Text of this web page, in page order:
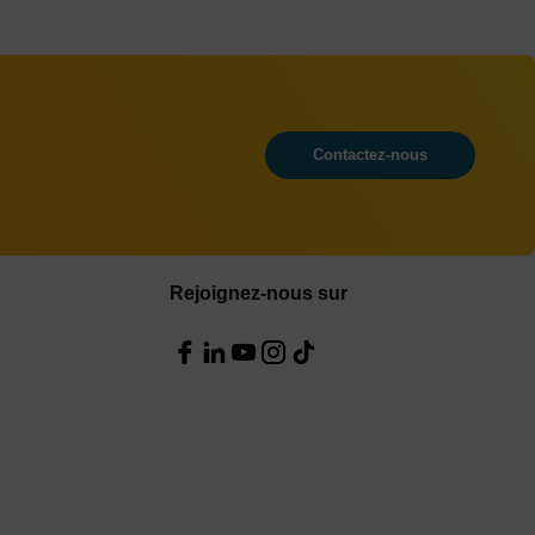
Contactez-nous
Rejoignez-nous sur